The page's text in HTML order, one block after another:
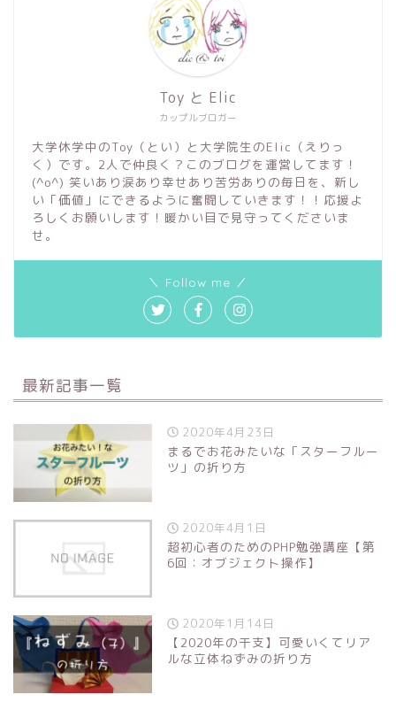
カップルブロガー
Toy と Elic
大学休学中のToy（とい）と大学院生のElic（えりっ
く）です。2人で仲良く？このブログを運営してます！
(^o^) 笑いあり涙あり幸せあり苦労ありの毎日を、新し
い「価値」にできるように奮闘していきます！！応援よ
ろしくお願いします！暖かい目で見守ってくださいま
せ。
＼ Follow me ／
最新記事一覧
2020年4月23日
まるでお花みたいな「スターフルー
ツ」の折り方
2020年4月1日
超初心者のためのPHP勉強講座【第
6回：オブジェクト操作】
2020年1月14日
【2020年の干支】可愛いくてリア
ルな立体ねずみの折り方